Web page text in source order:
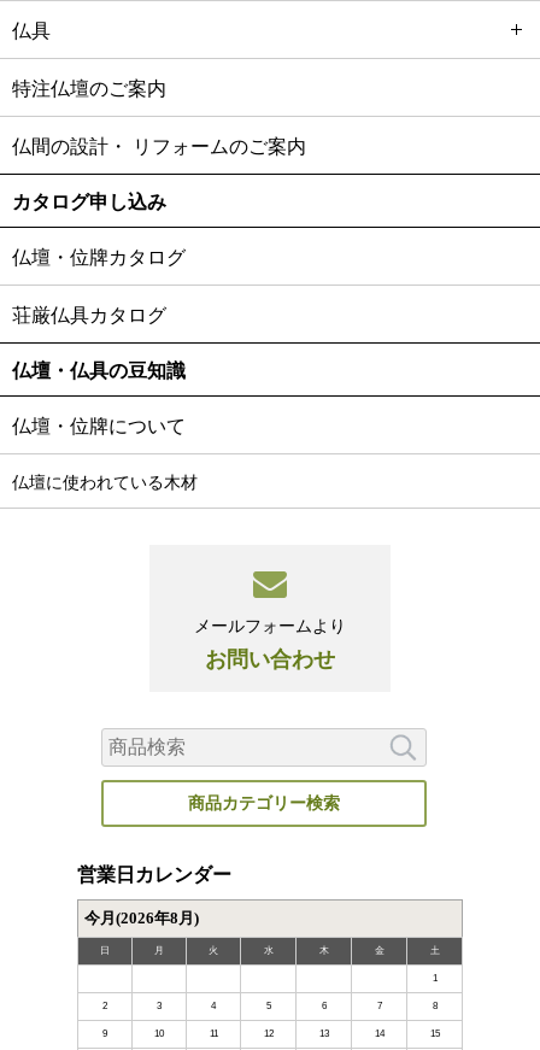
仏具
特注仏壇のご案内
仏間の設計・ リフォームのご案内
カタログ申し込み
仏壇・位牌カタログ
荘厳仏具カタログ
仏壇・仏具の豆知識
仏壇・位牌について
仏壇に使われている木材
メールフォームより
お問い合わせ
商品カテゴリー検索
営業日カレンダー
今月(2026年8月)
日 月 火 水 木 金 土
1
2 3 4 5 6 7 8
9 10 11 12 13 14 15